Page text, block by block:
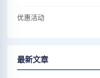
优惠活动
最新文章